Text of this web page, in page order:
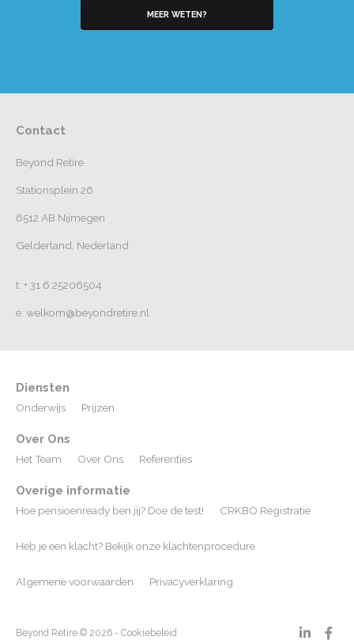
MEER WETEN?
Contact
Beyond Retire
Stationsplein 26
6512 AB Nijmegen
Gelderland, Nederland
t: + 31 6 25206504
e: welkom@beyondretire.nl
Diensten
Onderwijs Prijzen
Over Ons
Het Team Over Ons Referenties
Overige informatie
Hoe pensioenready ben jij? Doe de test! CRKBO Registratie
Heb je een klacht? Bekijk onze klachtenprocedure
Algemene voorwaarden Privacyverklaring
Beyond Retire © 2026 - Cookiebeleid